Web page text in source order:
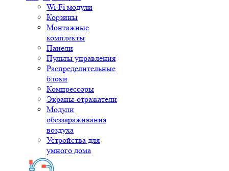
Wi-Fi модули
Корзины
Монтажные
комплекты
Панели
Пульты управления
Распределительные
блоки
Компрессоры
Экраны-отражатели
Модули
обеззараживания
воздуха
Устройства для
умного дома